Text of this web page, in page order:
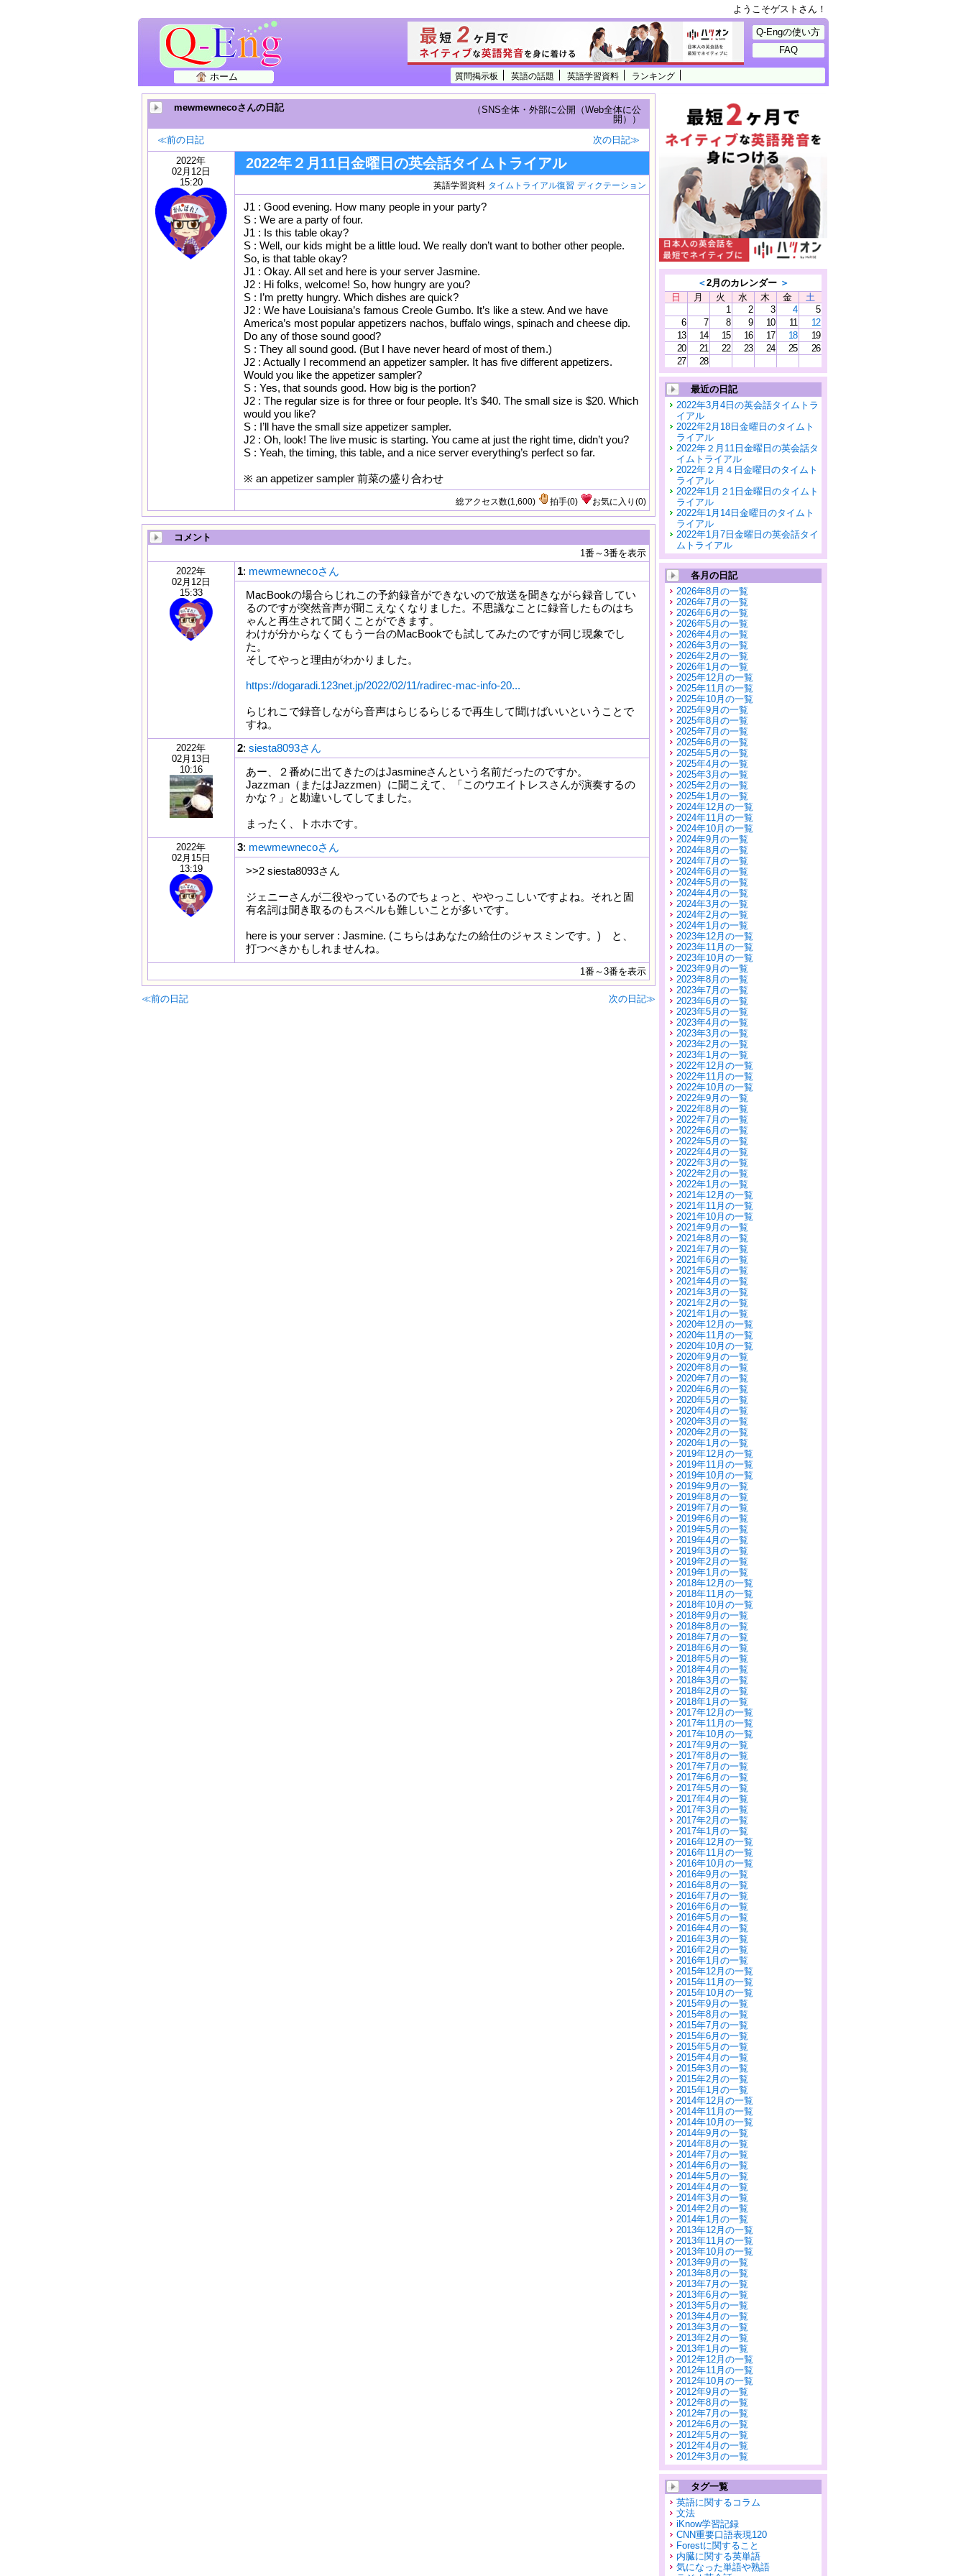
ようこそゲストさん！
質問掲示板 英語の話題 英語学習資料 ランキング
ホーム
Q-Engの使い方
FAQ
mewmewnecoさんの日記
（SNS全体・外部に公開（Web全体に公
開））
≪前の日記
次の日記≫
2022年
02月12日
15:20
2022年２月11日金曜日の英会話タイムトライアル
英語学習資料 タイムトライアル復習 ディクテーション
J1 : Good evening. How many people in your party?
S : We are a party of four.
J1 : Is this table okay?
S : Well, our kids might be a little loud. We really don’t want to bother other people.
So, is that table okay?
J1 : Okay. All set and here is your server Jasmine.
J2 : Hi folks, welcome! So, how hungry are you?
S : I’m pretty hungry. Which dishes are quick?
J2 : We have Louisiana’s famous Creole Gumbo. It’s like a stew. And we have
America’s most popular appetizers nachos, buffalo wings, spinach and cheese dip.
Do any of those sound good?
S : They all sound good. (But I have never heard of most of them.)
J2 : Actually I recommend an appetizer sampler. It has five different appetizers.
Would you like the appetizer sampler?
S : Yes, that sounds good. How big is the portion?
J2 : The regular size is for three or four people. It’s $40. The small size is $20. Which
would you like?
S : I’ll have the small size appetizer sampler.
J2 : Oh, look! The live music is starting. You came at just the right time, didn’t you?
S : Yeah, the timing, this table, and a nice server everything’s perfect so far.
※ an appetizer sampler 前菜の盛り合わせ
総アクセス数(1,600) 拍手(0) お気に入り (0)
コメント
1番～3番を表示
2022年
02月12日
15:33
1: mewmewnecoさん
MacBookの場合らじれこの予約録音ができないので放送を聞きながら録音してい
るのですが突然音声が聞こえなくなりました。不思議なことに録音したものはち
ゃんと再生されて聞くことができます。
わけが分からなくてもう一台のMacBookでも試してみたのですが同じ現象でし
た。
そしてやっと理由がわかりました。
https://dogaradi.123net.jp/2022/02/11/radirec-mac-info-20...
らじれこで録音しながら音声はらじるらじるで再生して聞けばいいということで
すね。
2022年
02月13日
10:16
2: siesta8093さん
あー、２番めに出てきたのはJasmineさんという名前だったのですか。
Jazzman（またはJazzmen）に聞こえて、「このウエイトレスさんが演奏するの
かな？」と勘違いしてしてました。
まったく、トホホです。
2022年
02月15日
13:19
3: mewmewnecoさん
>>2 siesta8093さん
ジェニーさんが二役やっているのでちょっと、ややっこしいですよね。それと固
有名詞は聞き取るのもスペルも難しいことが多いです。
here is your server : Jasmine. (こちらはあなたの給仕のジャスミンです。) と、
打つべきかもしれませんね。
1番～3番を表示
≪前の日記 次の日記≫
＜2月のカレンダー ＞
日
月 火 水 木 金
土
1
2 3 4
5
6
7 8 9 10 11
12
13
14 15 16 17 18
19
20
21 22 23 24 25
26
27
28
最近の日記
2022年3月4日の英会話タイムトラ
イアル
2022年2月18日金曜日のタイムト
ライアル
2022年２月11日金曜日の英会話タ
イムトライアル
2022年２月４日金曜日のタイムト
ライアル
2022年1月２1日金曜日のタイムト
ライアル
2022年1月14日金曜日のタイムト
ライアル
2022年1月7日金曜日の英会話タイ
ムトライアル
各月の日記
2026年8月の一覧
2026年7月の一覧
2026年6月の一覧
2026年5月の一覧
2026年4月の一覧
2026年3月の一覧
2026年2月の一覧
2026年1月の一覧
2025年12月の一覧
2025年11月の一覧
2025年10月の一覧
2025年9月の一覧
2025年8月の一覧
2025年7月の一覧
2025年6月の一覧
2025年5月の一覧
2025年4月の一覧
2025年3月の一覧
2025年2月の一覧
2025年1月の一覧
2024年12月の一覧
2024年11月の一覧
2024年10月の一覧
2024年9月の一覧
2024年8月の一覧
2024年7月の一覧
2024年6月の一覧
2024年5月の一覧
2024年4月の一覧
2024年3月の一覧
2024年2月の一覧
2024年1月の一覧
2023年12月の一覧
2023年11月の一覧
2023年10月の一覧
2023年9月の一覧
2023年8月の一覧
2023年7月の一覧
2023年6月の一覧
2023年5月の一覧
2023年4月の一覧
2023年3月の一覧
2023年2月の一覧
2023年1月の一覧
2022年12月の一覧
2022年11月の一覧
2022年10月の一覧
2022年9月の一覧
2022年8月の一覧
2022年7月の一覧
2022年6月の一覧
2022年5月の一覧
2022年4月の一覧
2022年3月の一覧
2022年2月の一覧
2022年1月の一覧
2021年12月の一覧
2021年11月の一覧
2021年10月の一覧
2021年9月の一覧
2021年8月の一覧
2021年7月の一覧
2021年6月の一覧
2021年5月の一覧
2021年4月の一覧
2021年3月の一覧
2021年2月の一覧
2021年1月の一覧
2020年12月の一覧
2020年11月の一覧
2020年10月の一覧
2020年9月の一覧
2020年8月の一覧
2020年7月の一覧
2020年6月の一覧
2020年5月の一覧
2020年4月の一覧
2020年3月の一覧
2020年2月の一覧
2020年1月の一覧
2019年12月の一覧
2019年11月の一覧
2019年10月の一覧
2019年9月の一覧
2019年8月の一覧
2019年7月の一覧
2019年6月の一覧
2019年5月の一覧
2019年4月の一覧
2019年3月の一覧
2019年2月の一覧
2019年1月の一覧
2018年12月の一覧
2018年11月の一覧
2018年10月の一覧
2018年9月の一覧
2018年8月の一覧
2018年7月の一覧
2018年6月の一覧
2018年5月の一覧
2018年4月の一覧
2018年3月の一覧
2018年2月の一覧
2018年1月の一覧
2017年12月の一覧
2017年11月の一覧
2017年10月の一覧
2017年9月の一覧
2017年8月の一覧
2017年7月の一覧
2017年6月の一覧
2017年5月の一覧
2017年4月の一覧
2017年3月の一覧
2017年2月の一覧
2017年1月の一覧
2016年12月の一覧
2016年11月の一覧
2016年10月の一覧
2016年9月の一覧
2016年8月の一覧
2016年7月の一覧
2016年6月の一覧
2016年5月の一覧
2016年4月の一覧
2016年3月の一覧
2016年2月の一覧
2016年1月の一覧
2015年12月の一覧
2015年11月の一覧
2015年10月の一覧
2015年9月の一覧
2015年8月の一覧
2015年7月の一覧
2015年6月の一覧
2015年5月の一覧
2015年4月の一覧
2015年3月の一覧
2015年2月の一覧
2015年1月の一覧
2014年12月の一覧
2014年11月の一覧
2014年10月の一覧
2014年9月の一覧
2014年8月の一覧
2014年7月の一覧
2014年6月の一覧
2014年5月の一覧
2014年4月の一覧
2014年3月の一覧
2014年2月の一覧
2014年1月の一覧
2013年12月の一覧
2013年11月の一覧
2013年10月の一覧
2013年9月の一覧
2013年8月の一覧
2013年7月の一覧
2013年6月の一覧
2013年5月の一覧
2013年4月の一覧
2013年3月の一覧
2013年2月の一覧
2013年1月の一覧
2012年12月の一覧
2012年11月の一覧
2012年10月の一覧
2012年9月の一覧
2012年8月の一覧
2012年7月の一覧
2012年6月の一覧
2012年5月の一覧
2012年4月の一覧
2012年3月の一覧
タグ一覧
英語に関するコラム
文法
iKnow学習記録
CNN重要口語表現120
Forestに関すること
内臓に関する英単語
気になった単語や熟語